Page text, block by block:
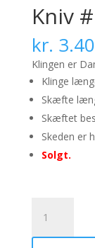
Kniv
kr.
Klingen er
Klinge
Skæfte
Skæftet
Skeden er
Solgt.
38